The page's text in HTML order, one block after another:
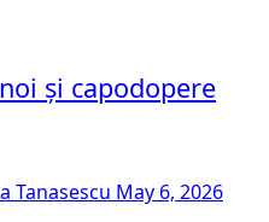
și capodopere
Tanasescu May 6, 2026